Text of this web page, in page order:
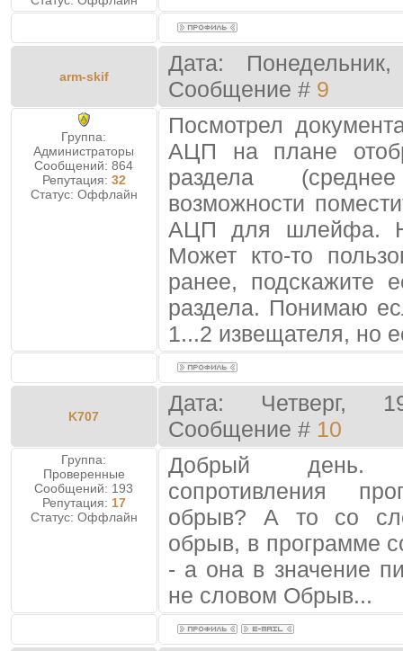
arm-skif
Дата:
Сообщение # 9
Группа:
Администраторы
Сообщений:864
Репутация: 32
Статус: Оффлайн
Посмотрел
АЦП на плане
раздела
возможности
АЦП для шлейфа.
Может кто-то
ранее, подскажите
раздела. Понимаю
1...2 извещателя, но
K707
Дата: Четверг,
Сообщение # 10
Группа:
Проверенные
Сообщений: 193
Репутация: 17
Статус: Оффлайн
Добрый день.
сопротивления
обрыв? А то со
обрыв, в программе
- а она в значение
не словом Обрыв...